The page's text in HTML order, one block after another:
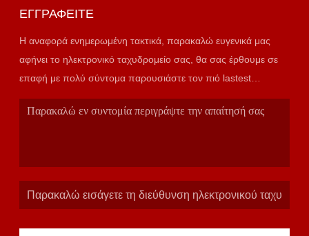
ΕΓΓΡΑΦΕΊΤΕ
Η αναφορά ενημερωμένη τακτικά, παρακαλώ ευγενικά μας
αφήνει το ηλεκτρονικό ταχυδρομείο σας, θα σας έρθουμε σε
επαφή με πολύ σύντομα παρουσιάστε τον πιό lastest
κατάλογο.